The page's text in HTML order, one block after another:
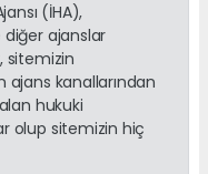
(İHA),
diğer ajanslar
sitemizin
kanallarından
hukuki
olup sitemizin hiç